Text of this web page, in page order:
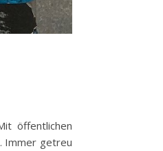
öffentlichen
Immer getreu